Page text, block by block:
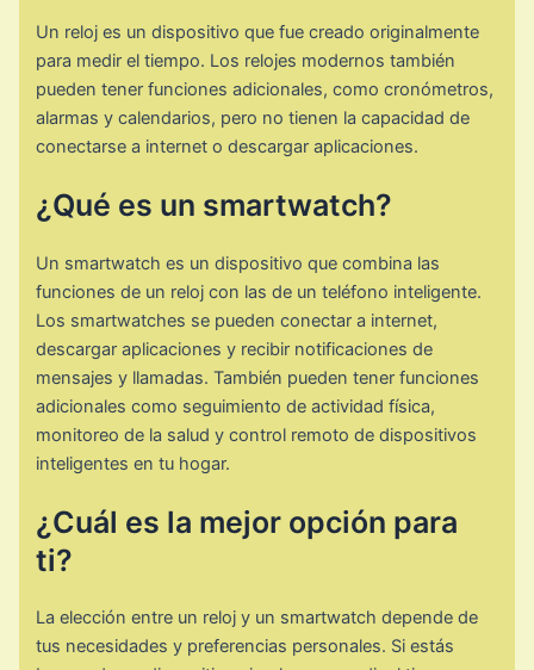
Un reloj es un dispositivo que fue creado originalmente
para medir el tiempo. Los relojes modernos también
pueden tener funciones adicionales, como cronómetros,
alarmas y calendarios, pero no tienen la capacidad de
conectarse a internet o descargar aplicaciones.
¿Qué es un smartwatch?
Un smartwatch es un dispositivo que combina las
funciones de un reloj con las de un teléfono inteligente.
Los smartwatches se pueden conectar a internet,
descargar aplicaciones y recibir notificaciones de
mensajes y llamadas. También pueden tener funciones
adicionales como seguimiento de actividad física,
monitoreo de la salud y control remoto de dispositivos
inteligentes en tu hogar.
¿Cuál es la mejor opción para
ti?
La elección entre un reloj y un smartwatch depende de
tus necesidades y preferencias personales. Si estás